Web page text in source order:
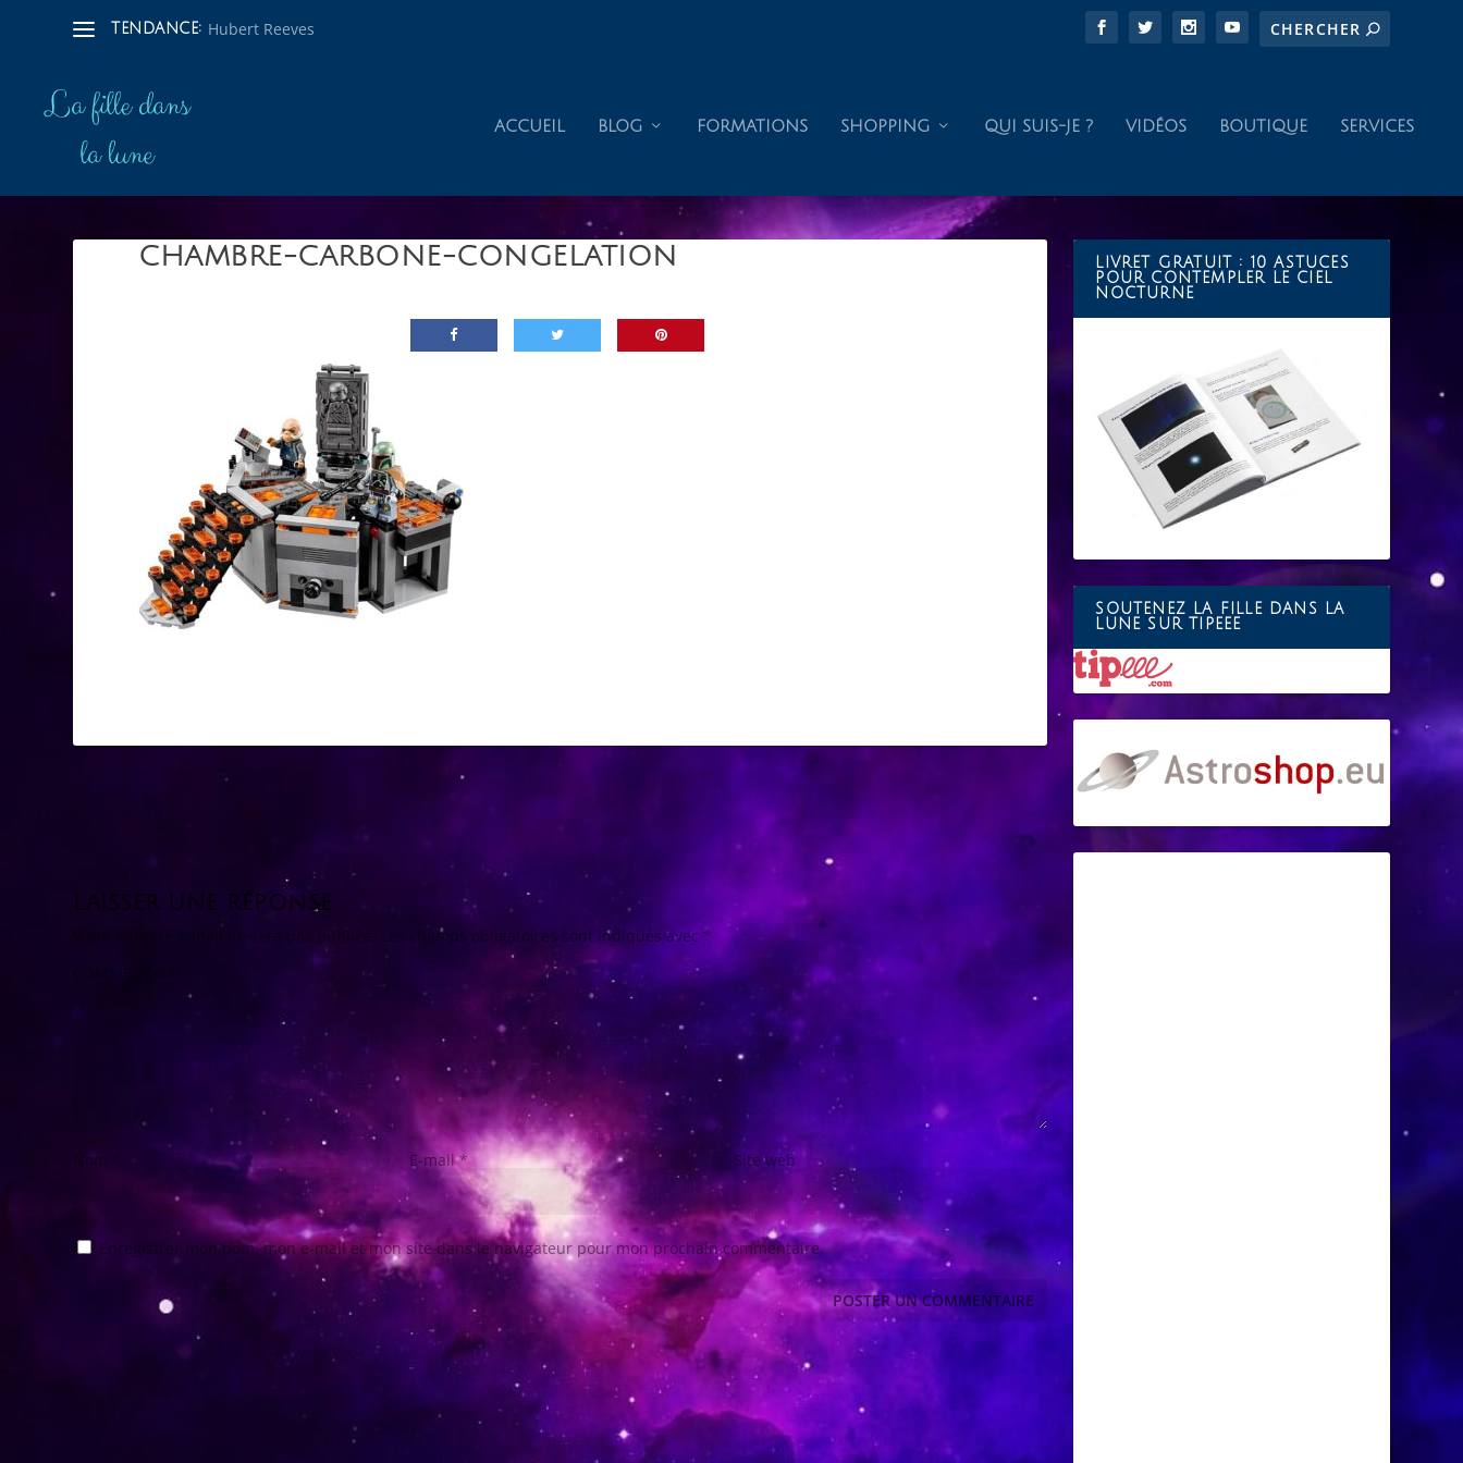
TENDANCE: Hubert Reeves
ACCUEIL BLOG FORMATIONS SHOPPING QUI SUIS-JE ? VIDÉOS BOUTIQUE SERVICES
CHAMBRE-CARBONE-CONGELATION
LAISSER UNE RÉPONSE
Votre adresse e-mail ne sera pas publiée. Les champs obligatoires sont indiqués avec*
COMMENTAIRE
Nom E-mail* Site web
Enregistrer mon nom, mon e-mail et mon site dans le navigateur pour mon prochain commentaire.
LIVRET GRATUIT : 10 ASTUCES
POUR CONTEMPLER LE CIEL
NOCTURNE
SOUTENEZ LA FILLE DANS LA
LUNE SUR TIPEEE